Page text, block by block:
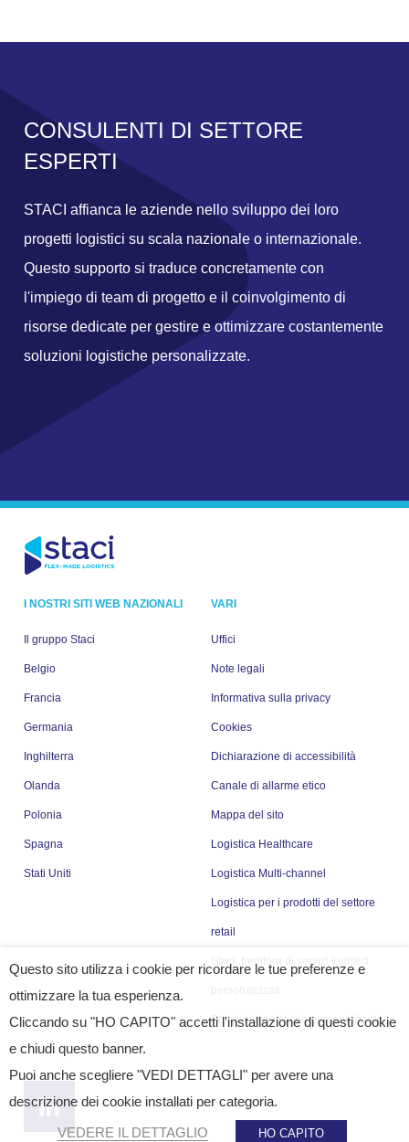
CONSULENTI DI SETTORE
ESPERTI
STACI affianca le aziende nello sviluppo dei loro
progetti logistici su scala nazionale o internazionale.
Questo supporto si traduce concretamente con
l'impiego di team di progetto e il coinvolgimento di
risorse dedicate per gestire e ottimizzare costantemente
soluzioni logistiche personalizzate.
I NOSTRI SITI WEB NAZIONALI
Il gruppo Staci
Belgio
Francia
Germania
Inghilterra
Olanda
Polonia
Spagna
Stati Uniti
VARI
Uffici
Note legali
Informativa sulla privacy
Cookies
Dichiarazione di accessibilità
Canale di allarme etico
Mappa del sito
Logistica Healthcare
Logistica Multi-channel
Logistica per i prodotti del settore
retail
Staci, fornitore di servizi logistici
Soluzioni logistiche personalizzate
Questo sito utilizza i cookie per ricordare le tue preferenze e
ottimizzare la tua esperienza.
Cliccando su "HO CAPITO" accetti l'installazione di questi cookie
e chiudi questo banner.
Puoi anche scegliere "VEDI DETTAGLI" per avere una
descrizione dei cookie installati per categoria.
VEDERE IL DETTAGLIO HO CAPITO